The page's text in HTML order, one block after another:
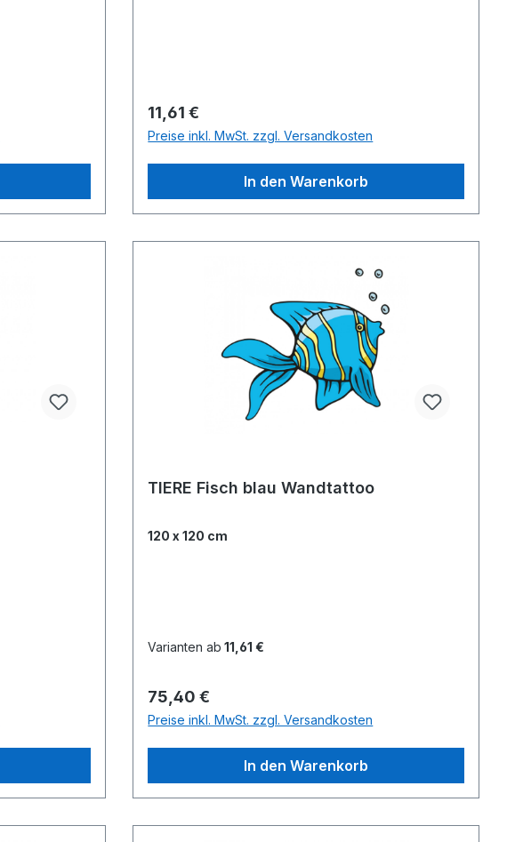
Regulärer Preis:
11,61 €
Preise inkl. MwSt. zzgl. Versandkosten
In den Warenkorb
TIERE Fisch blau Wandtattoo
120 x 120 cm
Varianten ab 11,61 €
Regulärer Preis:
75,40 €
Preise inkl. MwSt. zzgl. Versandkosten
In den Warenkorb